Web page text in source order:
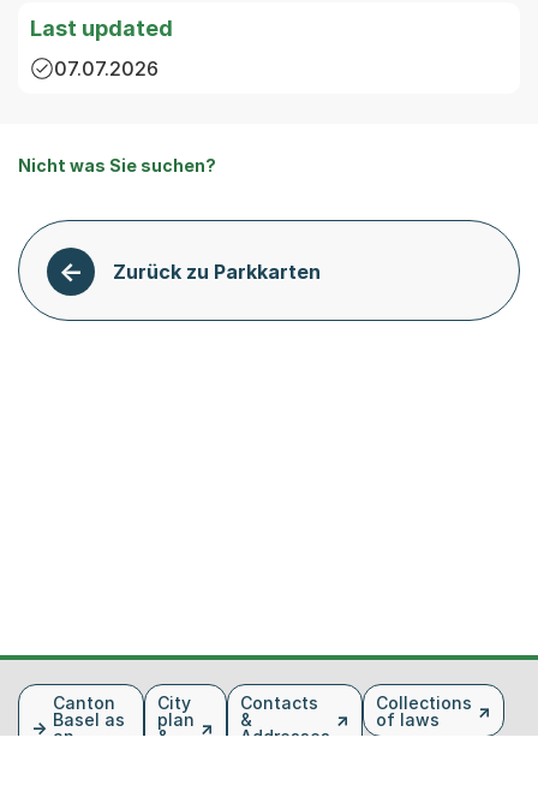
Last updated
07.07.2026
Nicht was Sie suchen?
Zurück zu Parkkarten
FusszeileCanton
Basel as
an
City
plan
&
Contacts
&
Addresses
Collections
of laws